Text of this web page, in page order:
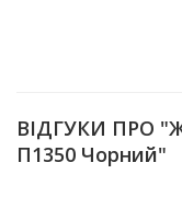
ВІДГУКИ ПРО
П1350 Чорний"